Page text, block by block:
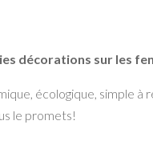
décorations sur les
écologique, simple à
le promets!